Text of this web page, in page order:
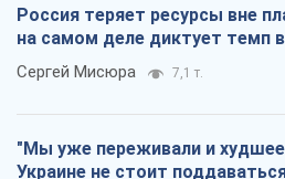
Россия теряет ресурсы вне
на самом деле диктует темп
Сергей Мисюра 7,1 т.
"Мы уже переживали и
Украине не стоит